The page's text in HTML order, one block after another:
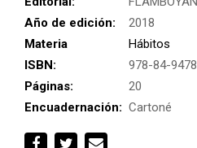
Año de edición:
2018
Materia
Hábitos
ISBN:
978-84-
Páginas:
20
Encuadernación: Cartoné